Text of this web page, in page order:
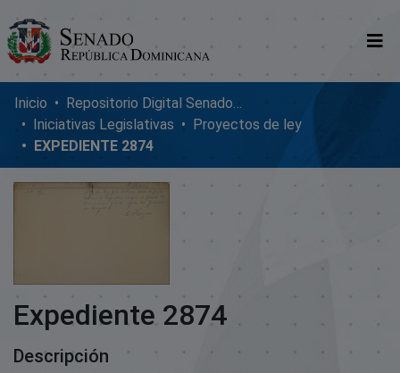
Comunidades
Glosario
Nosotros
Inicio
Repositorio Digital SenadoRD
Iniciativas Legislativas
Proyectos de ley
EXPEDIENTE 2874
Expediente 2874
Descripción